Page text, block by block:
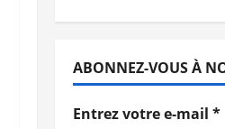
ABONNEZ-VOUS À
Entrez votre e-mail *